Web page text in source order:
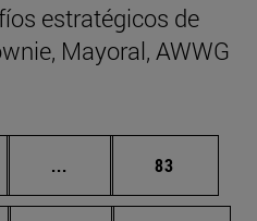
estratégicos de
Mayoral, AWWG
... Páginas intermedias
Página
83